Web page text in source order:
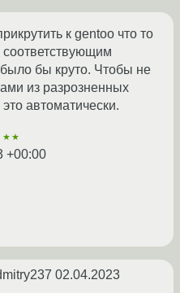
к gentoo что то
бы круто. Чтобы не
из разрозненных
автоматически.
+00:00
02.04.2023